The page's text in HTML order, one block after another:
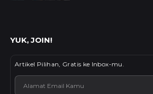
YUK, JOIN!
Artikel Pilihan, Gratis ke Inbox-mu.